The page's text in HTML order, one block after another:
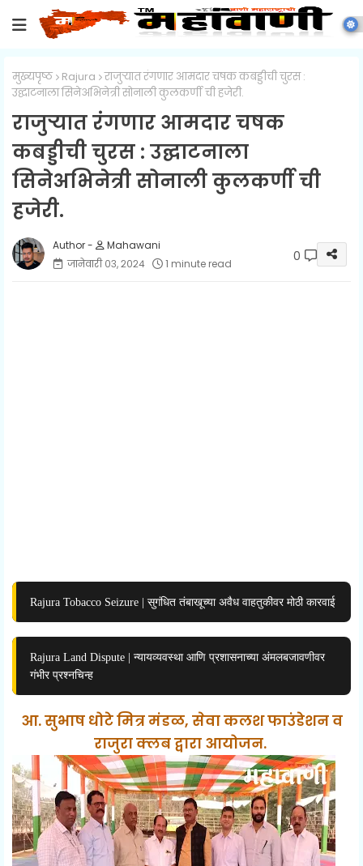
मुख्यपृष्ठ Rajura
राजुऱ्यात रंगणार आमदार चषक कबड्डीची चुरस :
उद्घाटनाला सिनेअभिनेत्री सोनाली कुलकर्णी ची हजेरी.
राजुऱ्यात रंगणार आमदार चषक
कबड्डीची चुरस : उद्घाटनाला
सिनेअभिनेत्री सोनाली कुलकर्णी ची
हजेरी.
Mahawani
जानेवारी ०३, २०२४
1 minute read 0
Rajura Tobacco Seizure | सुगंधित तंबाखूच्या अवैध वाहतुकीवर मोठी कारवाई
Rajura Land Dispute | न्यायव्यवस्था आणि प्रशासनाच्या अंमलबजावणीवर
गंभीर प्रश्नचिन्ह
आ. सुभाष धोटे मित्र मंडळ, सेवा कलश फाउंडेशन व
राजुरा क्लब द्वारा आयोजन.